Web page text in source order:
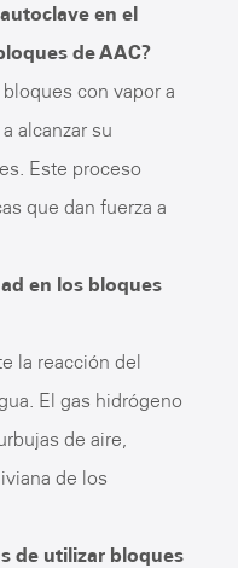
en el
de AAC?
con vapor a
alcanzar su
Este proceso
que dan fuerza a
en los bloques
la reacción del
El gas hidrógeno
de aire,
de los
de utilizar bloques